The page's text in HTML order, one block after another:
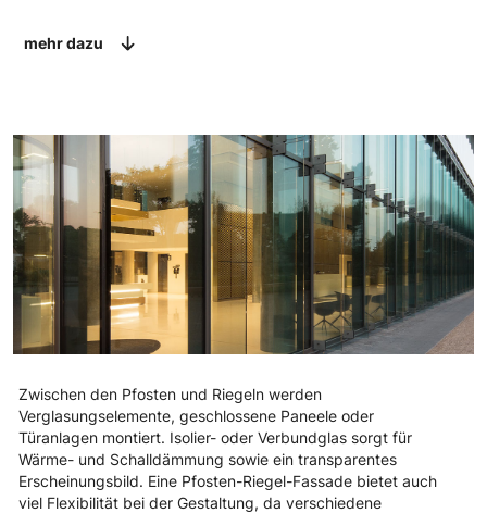
mehr dazu
Zwischen den Pfosten und Riegeln werden
Verglasungselemente, geschlossene Paneele oder
Türanlagen montiert. Isolier- oder Verbundglas sorgt für
Wärme- und Schalldämmung sowie ein transparentes
Erscheinungsbild. Eine Pfosten-Riegel-Fassade bietet auch
viel Flexibilität bei der Gestaltung, da verschiedene